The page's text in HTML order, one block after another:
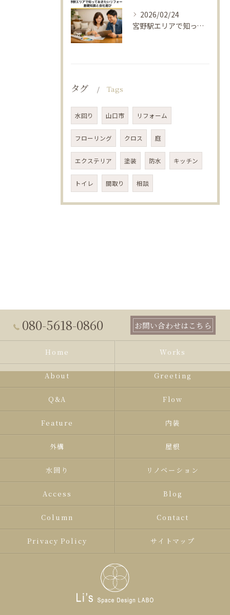
2026/02/24
宮野駅エリアで知っておきたいリフォームの基礎知識と会社選び｜改修費用相場
タグ Tags
水回り 山口市 リフォーム
フローリング クロス 庭
エクステリア 塗装 防水 キッチン
トイレ 間取り 相談
080-5618-0860 お問い合わせはこちら
Home Works
About Greeting
Q&A Flow
Feature 内装
外構 屋根
水回り リノベーション
Access Blog
Column Contact
Privacy Policy サイトマップ